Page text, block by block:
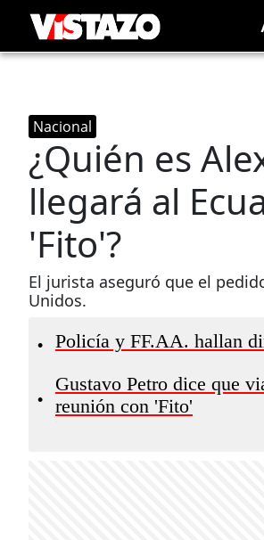
Nacional
¿Quién es
llegará al
'Fito'?
El jurista aseguró que el
Unidos.
• Policía y FF.AA. hallan
•
Gustavo Petro dice que
reunión con 'Fito'